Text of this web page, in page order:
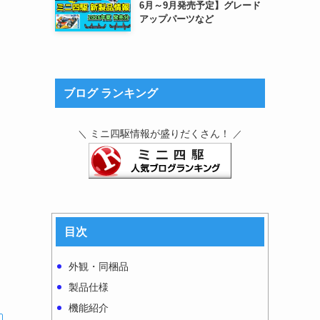
6月～9月発売予定】グレード
アップパーツなど
ブログ ランキング
＼ ミニ四駆情報が盛りだくさん！ ／
目次
外観・同梱品
製品仕様
機能紹介